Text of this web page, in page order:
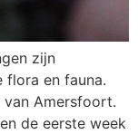
zijn
flora en fauna.
Amersfoort.
de eerste week